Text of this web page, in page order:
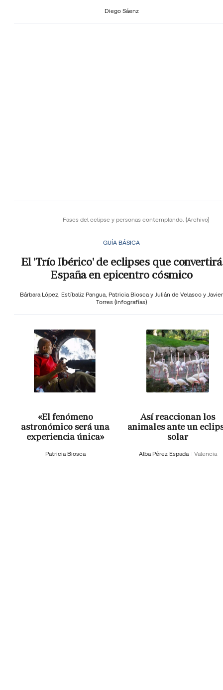
Diego Sáenz
Fases del eclipse y personas contemplando. (Archivo)
GUÍA BÁSICA
El 'Trío Ibérico' de eclipses que convertirá
España en epicentro cósmico
Bárbara López, Estíbaliz Pangua, Patricia Biosca y Julián de Velasco y Javier
Torres (infografías)
«El fenómeno
astronómico será una
experiencia única»
Patricia Biosca
Así reaccionan los
animales ante un
solar
Alba Pérez Espada Valencia